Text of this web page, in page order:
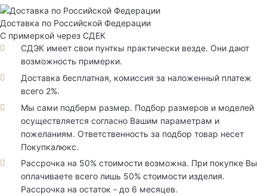
Доставка по Российской Федерации
С примеркой через СДЕК
СДЭК имеет свои пунткы практически везде. Они дают
возможность примерки.
Доставка бесплатная, комиссия за наложенный платеж
всего 2%.
Мы сами подберм размер. Подбор размеров и моделей
осуществляется согласно Вашим параметрам и
пожеланиям. Ответственность за подбор товар несет
Покупкалюкс.
Рассрочка на 50% стоимости возможна. При покупке Вы
оплачиваете всего лишь 50% стоимости изделия.
Рассрочка на остаток - до 6 месяцев.